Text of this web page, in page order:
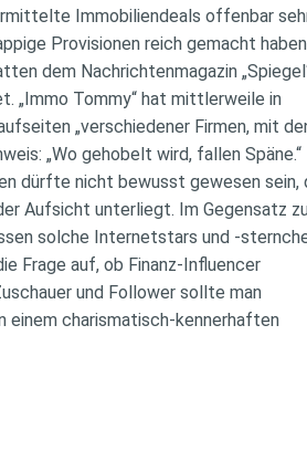
Immobiliendeals offenbar
Provisionen reich gemacht
dem Nachrichtenmagazin
„Immo Tommy“ hat mittlerweile in
„verschiedener Firmen, mit
„Wo gehobelt wird, fallen Späne.“
dürfte nicht bewusst gewesen sein,
Aufsicht unterliegt. Im Gegensatz
solche Internetstars und -
Frage auf, ob Finanz-Influencer
und Follower sollte man
einem charismatisch-kennerhaften